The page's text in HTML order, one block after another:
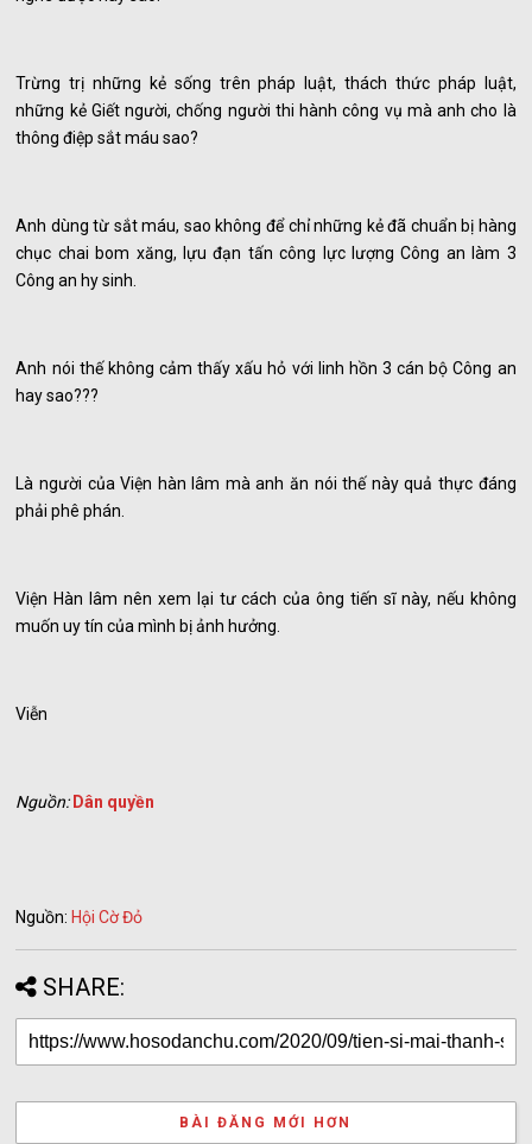
Trừng trị những kẻ sống trên pháp luật, thách thức pháp luật,
những kẻ Giết người, chống người thi hành công vụ mà anh cho là
thông điệp sắt máu sao?
Anh dùng từ sắt máu, sao không để chỉ những kẻ đã chuẩn bị hàng
chục chai bom xăng, lựu đạn tấn công lực lượng Công an làm 3
Công an hy sinh.
Anh nói thế không cảm thấy xấu hỏ với linh hồn 3 cán bộ Công an
hay sao???
Là người của Viện hàn lâm mà anh ăn nói thế này quả thực đáng
phải phê phán.
Viện Hàn lâm nên xem lại tư cách của ông tiến sĩ này, nếu không
muốn uy tín của mình bị ảnh hưởng.
Viễn
Nguồn: Dân quyền
Nguồn: Hội Cờ Đỏ
SHARE:
BÀI ĐĂNG MỚI HƠN